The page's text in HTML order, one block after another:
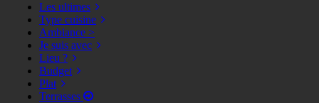
Les ultimes
Type cuisine
Ambiance >
Je suis avec
Lieu ?
Budget
Plat
Terrasses